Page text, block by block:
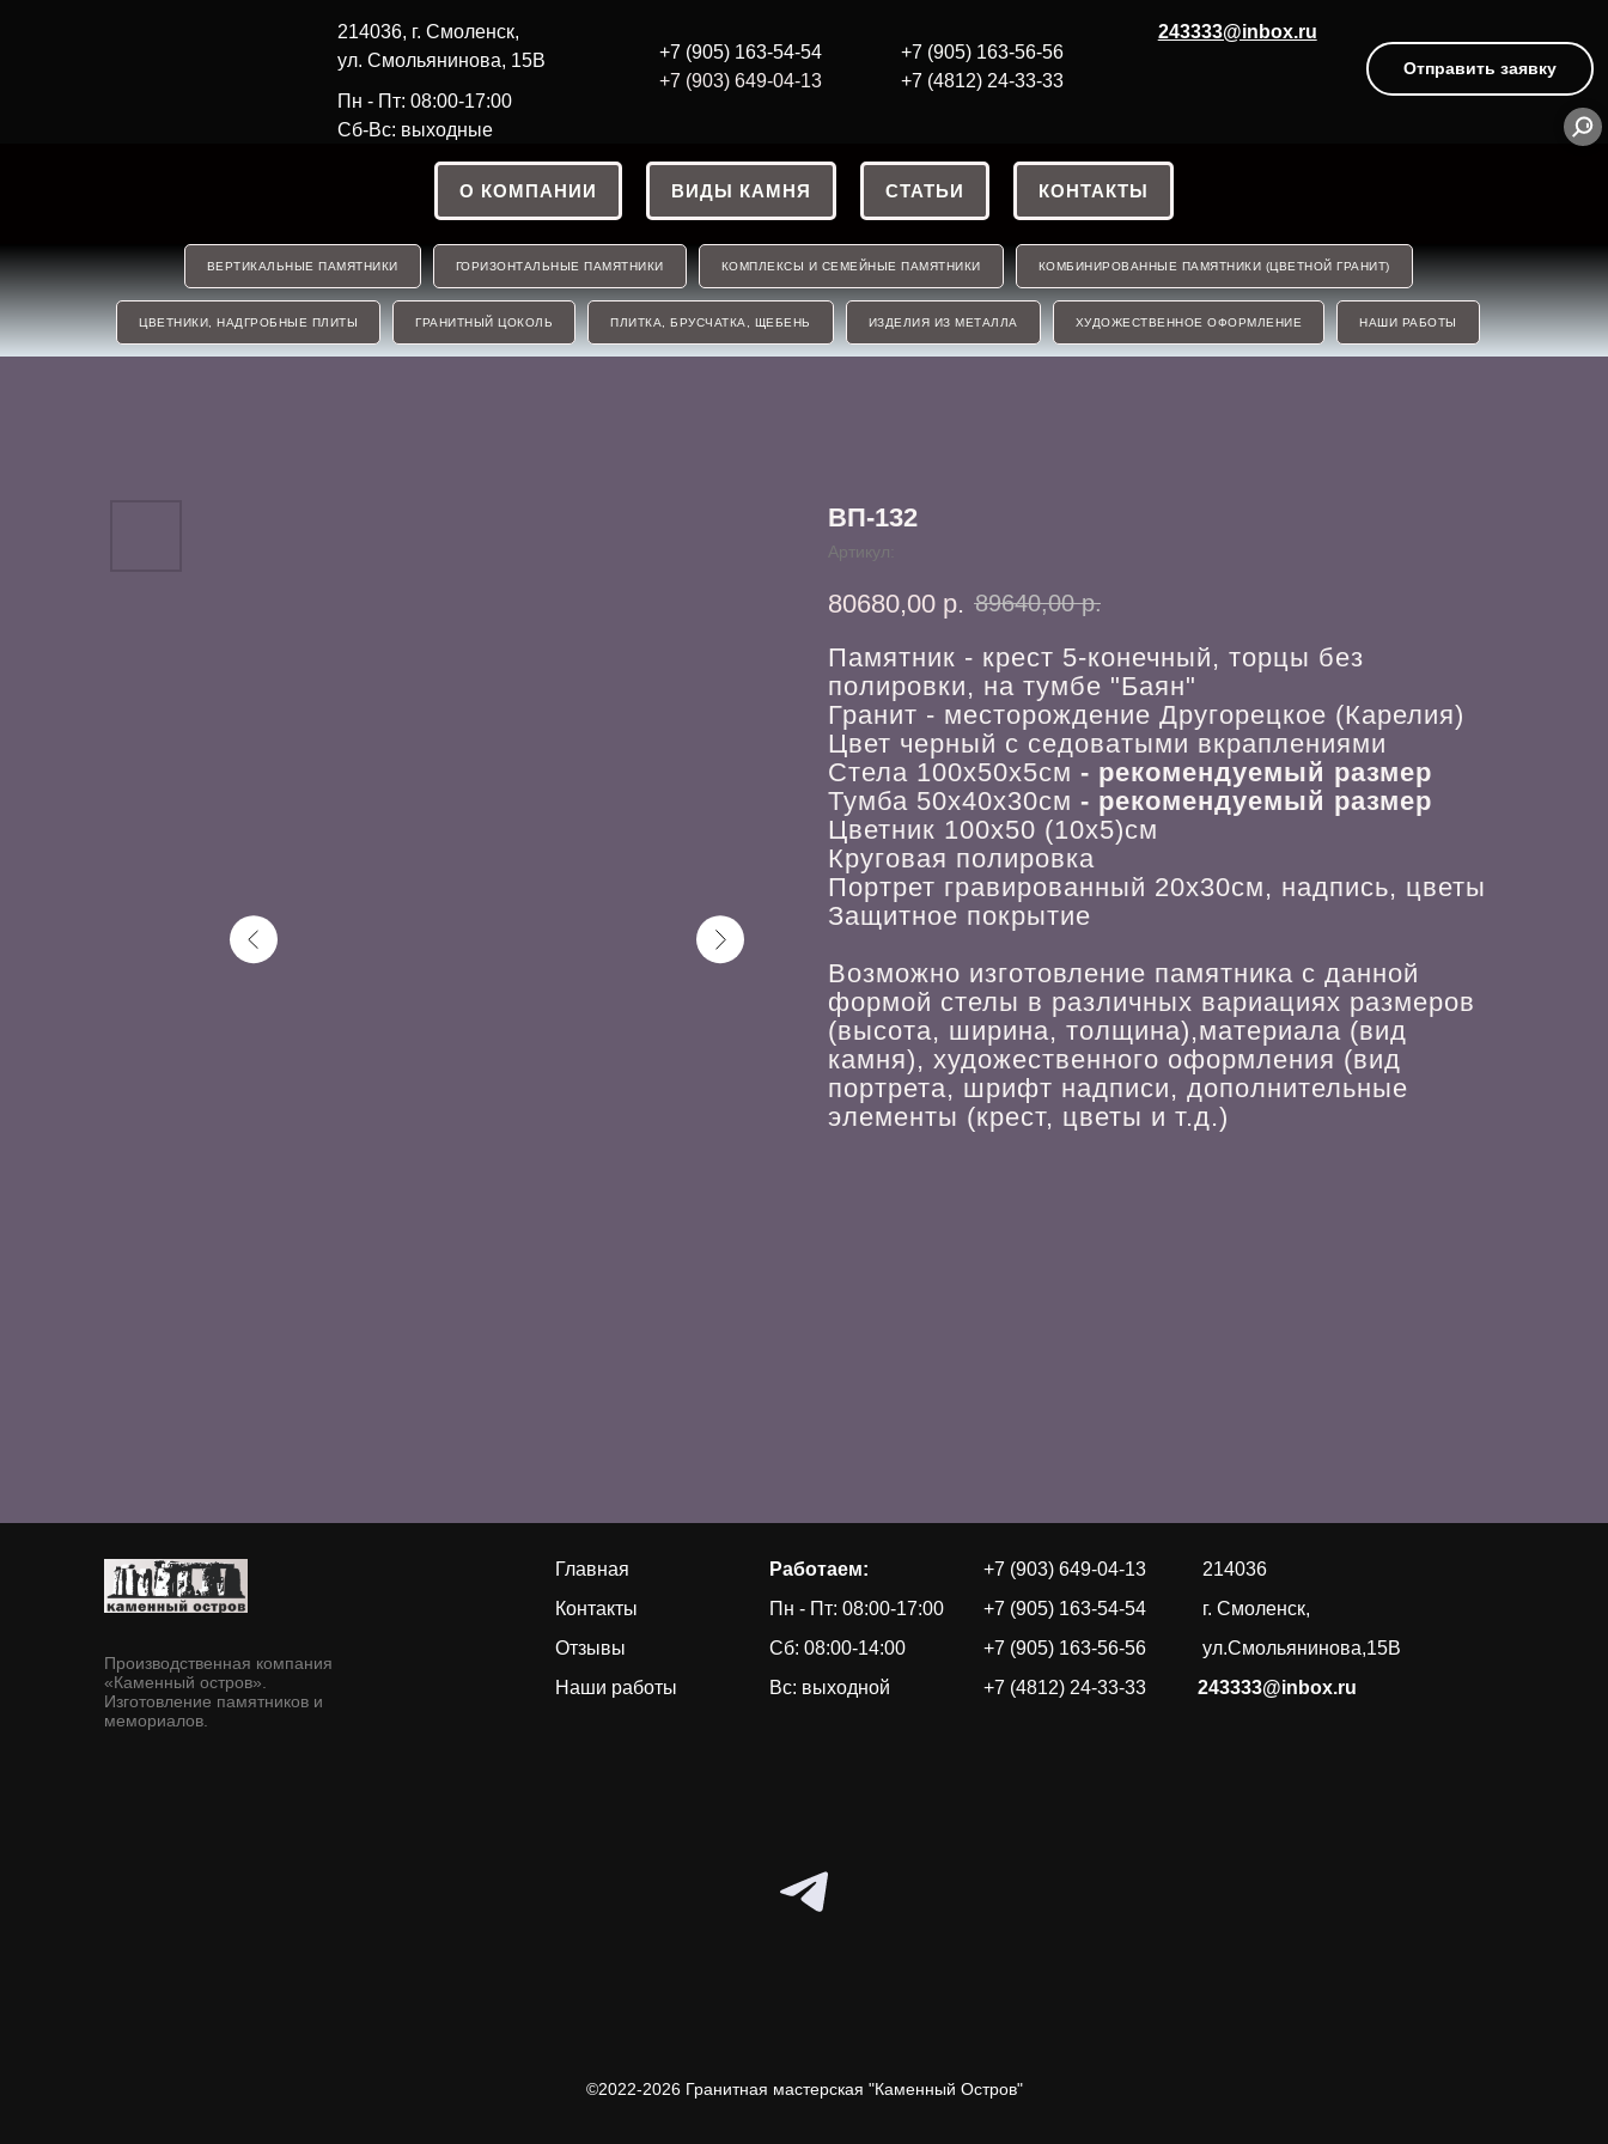
214036, г. Смоленск,
ул. Смольянинова, 15В
Пн - Пт: 08:00-17:00
Сб-Вс: выходные
+7 (905) 163-54-54
+7 (903) 649-04-13
243333@inbox.ru
Отправить заявку
+7 (905) 163-56-56
+7 (4812) 24-33-33
О КОМПАНИИ ВИДЫ КАМНЯ СТАТЬИ КОНТАКТЫ
ВЕРТИКАЛЬНЫЕ ПАМЯТНИКИ ГОРИЗОНТАЛЬНЫЕ ПАМЯТНИКИ КОМПЛЕКСЫ И СЕМЕЙНЫЕ ПАМЯТНИКИ КОМБИНИРОВАННЫЕ ПАМЯТНИКИ (ЦВЕТНОЙ ГРАНИТ)
ЦВЕТНИКИ, НАДГРОБНЫЕ ПЛИТЫ ГРАНИТНЫЙ ЦОКОЛЬ ПЛИТКА, БРУСЧАТКА, ЩЕБЕНЬ ИЗДЕЛИЯ ИЗ МЕТАЛЛА ХУДОЖЕСТВЕННОЕ ОФОРМЛЕНИЕ НАШИ РАБОТЫ
ВП-132
Артикул:
80680,00 р. 89640,00 р.
Памятник - крест 5-конечный, торцы без
полировки, на тумбе "Баян"
Гранит - месторождение Другорецкое (Карелия)
Цвет черный с седоватыми вкраплениями
Стела 100х50х5см - рекомендуемый размер
Тумба 50х40х30см - рекомендуемый размер
Цветник 100х50 (10х5)см
Круговая полировка
Портрет гравированный 20х30см, надпись, цветы
Защитное покрытие
Возможно изготовление памятника с данной
формой стелы в различных вариациях размеров
(высота, ширина, толщина),материала (вид
камня), художественного оформления (вид
портрета, шрифт надписи, дополнительные
элементы (крест, цветы и т.д.)
Производственная компания
«Каменный остров».
Изготовление памятников и
мемориалов.
Главная
Контакты
Отзывы
Наши работы
Работаем:
Пн - Пт: 08:00-17:00
Сб: 08:00-14:00
Вс: выходной
+7 (903) 649-04-13
+7 (905) 163-54-54
+7 (905) 163-56-56
+7 (4812) 24-33-33
214036
г. Смоленск,
ул.Смольянинова,15В
243333@inbox.ru
©2022-2026 Гранитная мастерская "Каменный Остров"